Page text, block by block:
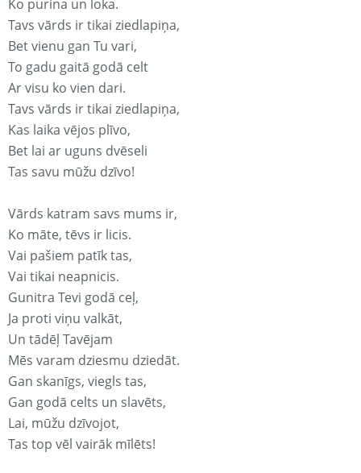
Ko purina un loka.
Tavs vārds ir tikai ziedlapiņa,
Bet vienu gan Tu vari,
To gadu gaitā godā celt
Ar visu ko vien dari.
Tavs vārds ir tikai ziedlapiņa,
Kas laika vējos plīvo,
Bet lai ar uguns dvēseli
Tas savu mūžu dzīvo!
Vārds katram savs mums ir,
Ko māte, tēvs ir licis.
Vai pašiem patīk tas,
Vai tikai neapnicis.
Gunitra Tevi godā ceļ,
Ja proti viņu valkāt,
Un tādēļ Tavējam
Mēs varam dziesmu dziedāt.
Gan skanīgs, viegls tas,
Gan godā celts un slavēts,
Lai, mūžu dzīvojot,
Tas top vēl vairāk mīlēts!